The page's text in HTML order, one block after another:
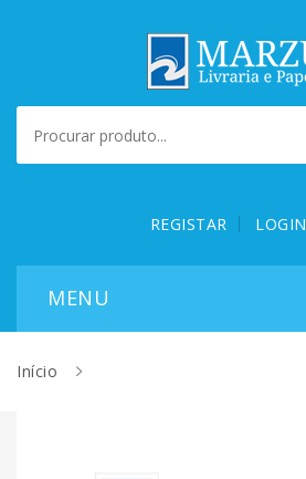
REGISTAR LOGIN
Início